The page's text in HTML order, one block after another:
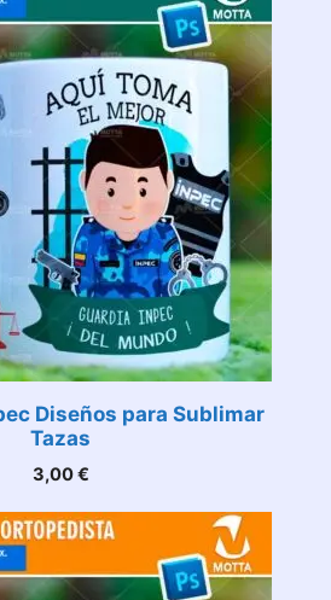
Diseños para Sublimar
Tazas
3,00€